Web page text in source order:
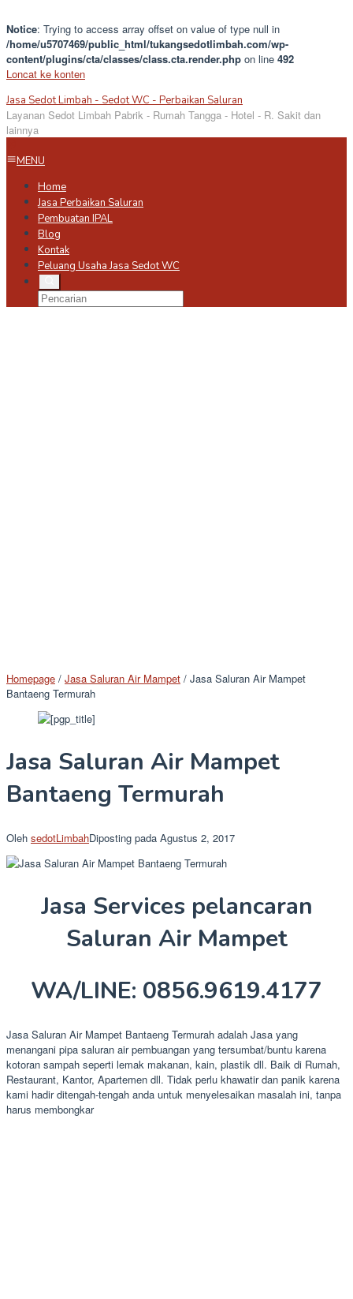
Notice: Trying to access array offset on value of type null in
/home/u5707469/public_html/tukangsedotlimbah.com/wp-
content/plugins/cta/classes/class.cta.render.php on line 492
Loncat ke konten
Jasa Sedot Limbah - Sedot WC - Perbaikan Saluran
Layanan Sedot Limbah Pabrik - Rumah Tangga - Hotel - R. Sakit dan
lainnya
MENU
Home
Jasa Perbaikan Saluran
Pembuatan IPAL
Blog
Kontak
Peluang Usaha Jasa Sedot WC
Homepage / Jasa Saluran Air Mampet / Jasa Saluran Air Mampet
Bantaeng Termurah
Jasa Saluran Air Mampet
Bantaeng Termurah
Oleh sedotLimbahDiposting pada Agustus 2, 2017
Jasa Services pelancaran
Saluran Air Mampet
WA/LINE: 0856.9619.4177
Jasa Saluran Air Mampet Bantaeng Termurah adalah Jasa yang
menangani pipa saluran air pembuangan yang tersumbat/buntu karena
kotoran sampah seperti lemak makanan, kain, plastik dll. Baik di Rumah,
Restaurant, Kantor, Apartemen dll. Tidak perlu khawatir dan panik karena
kami hadir ditengah-tengah anda untuk menyelesaikan masalah ini, tanpa
harus membongkar